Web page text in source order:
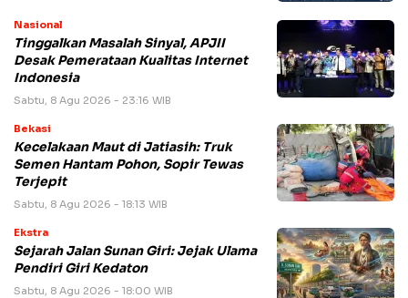
Nasional
Tinggalkan Masalah Sinyal, APJII
Desak Pemerataan Kualitas Internet
Indonesia
Sabtu, 8 Agu 2026 - 23:16 WIB
Bekasi
Kecelakaan Maut di Jatiasih: Truk
Semen Hantam Pohon, Sopir Tewas
Terjepit
Sabtu, 8 Agu 2026 - 18:13 WIB
Ekstra
Sejarah Jalan Sunan Giri: Jejak Ulama
Pendiri Giri Kedaton
Sabtu, 8 Agu 2026 - 18:00 WIB